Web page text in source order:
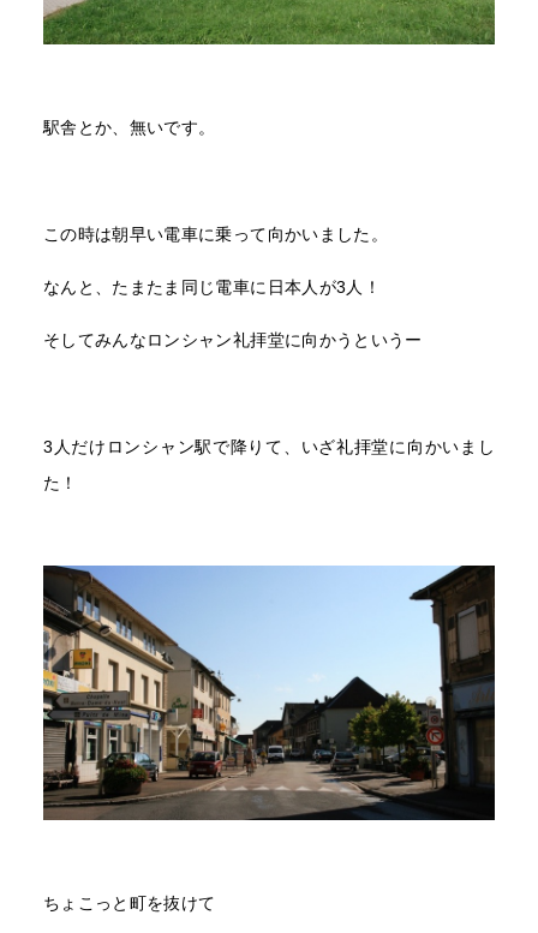
駅舎とか、無いです。
この時は朝早い電車に乗って向かいました。
なんと、たまたま同じ電車に日本人が3人！
そしてみんなロンシャン礼拝堂に向かうというー
3人だけロンシャン駅で降りて、いざ礼拝堂に向かいまし
た！
ちょこっと町を抜けて